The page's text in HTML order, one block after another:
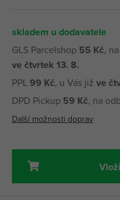
skladem u dodavatele
GLS Parcelshop 55 Kč,
ve čtvrtek 13. 8.
PPL99 Kč, u Vás již ve
DPD Pickup 59 Kč, na
Další možnosti doprav